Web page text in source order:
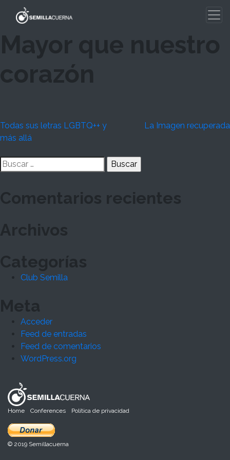
Mayor que nuestro
corazón
Navegación
entradas
Todas sus letras LGBTQ++ y
más allá
La Imagen recuperada
Buscar:
Comentarios recientes
Archivos
Categorías
Club Semilla
Meta
Acceder
Feed de entradas
Feed de comentarios
WordPress.org
Home Conferences Política de privacidad
© 2019 Semillacuerna